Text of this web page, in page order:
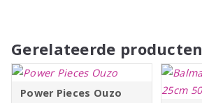
Gerelateerde producten
Power Pieces Ouzo